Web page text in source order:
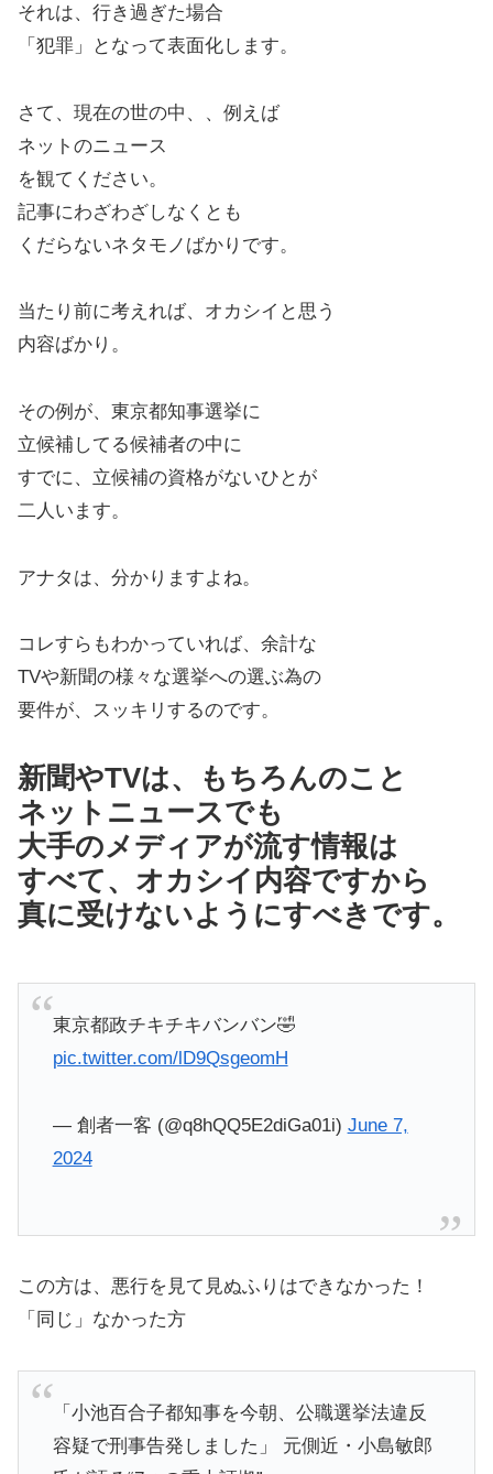
それは、行き過ぎた場合
「犯罪」となって表面化します。
さて、現在の世の中、、例えば
ネットのニュース
を観てください。
記事にわざわざしなくとも
くだらないネタモノばかりです。
当たり前に考えれば、オカシイと思う
内容ばかり。
その例が、東京都知事選挙に
立候補してる候補者の中に
すでに、立候補の資格がないひとが
二人います。
アナタは、分かりますよね。
コレすらもわかっていれば、余計な
TVや新聞の様々な選挙への選ぶ為の
要件が、スッキリするのです。
新聞やTVは、もちろんのこと
ネットニュースでも
大手のメディアが流す情報は
すべて、オカシイ内容ですから
真に受けないようにすべきです。
東京都政チキチキバンバン🤣
pic.twitter.com/lD9QsgeomH
— 創者一客 (@q8hQQ5E2diGa01i) June 7,
2024
この方は、悪行を見て見ぬふりはできなかった！
「同じ」なかった方
「小池百合子都知事を今朝、公職選挙法違反
容疑で刑事告発しました」 元側近・小島敏郎